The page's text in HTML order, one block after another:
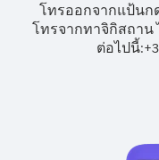
โทรออกจากแป้นก
โทรจากทาจิกิสถาน
ต่อไปนี้:+